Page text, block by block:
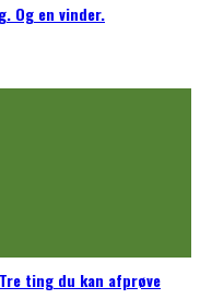
Og en vinder.
ting du kan afprøve